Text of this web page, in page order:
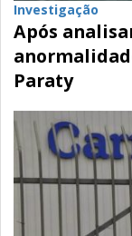
Investigação
Após
Paraty